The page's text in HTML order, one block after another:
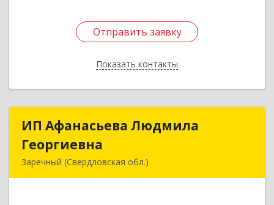
Отправить заявку
Показать контакты
Отправить заявку
Назад
ИП Афанасьева Людмила
Георгиевна
Заречный (Свердловская обл.)
ИП Афанасьева Людмила